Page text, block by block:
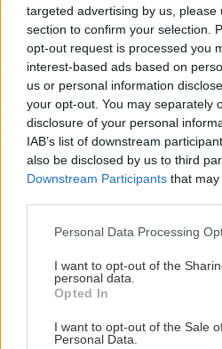
targeted advertising by us, please
section to confirm your selection.
opt-out request is processed you
interest-based ads based on
us or personal information
your opt-out. You may separately
disclosure of your personal
IAB’s list of downstream
also be disclosed by us to third
Downstream Participants that
Please note that this website/app
not limited to your visit or usage
grant or deny consent to Google
use your data for below specified
consent section.
Personal Data Processing
I want to opt-out of the
personal data.
Opted In
I want to opt-out of the Sale
Personal Data.
PREFABRIKÁT
Ohniská z betónových
vyjdú presne, nemusíte
kamene. Hodí sa tomu,
vzhľad a chce mať rýchlo
Predávajú sa aj ohniská z
Superlacný variant je
s výškou 25 alebo 50
Drahšia bude doprava,
kg a viac.